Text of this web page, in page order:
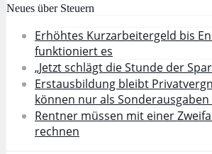
Neues über Steuern
Erhöhtes Kurzarbeitergeld bis
funktioniert es
„Jetzt schlägt die Stunde der
Erstausbildung bleibt
können nur als
Rentner müssen mit einer
rechnen